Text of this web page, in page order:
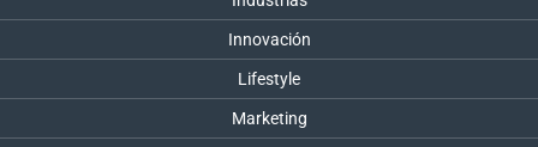
Innovación
Lifestyle
Marketing